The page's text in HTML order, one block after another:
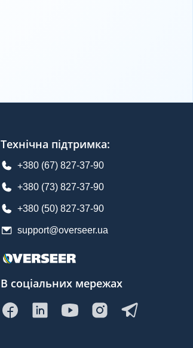
Технічна підтримка:
+380 (67) 827-37-90
+380 (73) 827-37-90
+380 (50) 827-37-90
support@overseer.ua
В соціальних мережах